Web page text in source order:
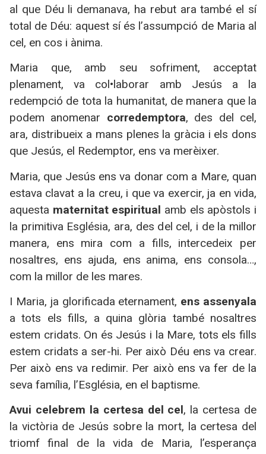
al que Déu li demanava, ha rebut ara també el sí
total de Déu: aquest sí és l’assumpció de Maria al
cel, en cos i ànima.
Maria que, amb seu sofriment, acceptat
plenament, va col•laborar amb Jesús a la
redempció de tota la humanitat, de manera que la
podem anomenar corredemptora, des del cel,
ara, distribueix a mans plenes la gràcia i els dons
que Jesús, el Redemptor, ens va merèixer.
Maria, que Jesús ens va donar com a Mare, quan
estava clavat a la creu, i que va exercir, ja en vida,
aquesta maternitat espiritual amb els apòstols i
la primitiva Església, ara, des del cel, i de la millor
manera, ens mira com a fills, intercedeix per
nosaltres, ens ajuda, ens anima, ens consola…,
com la millor de les mares.
I Maria, ja glorificada eternament, ens assenyala
a tots els fills, a quina glòria també nosaltres
estem cridats. On és Jesús i la Mare, tots els fills
estem cridats a ser-hi. Per això Déu ens va crear.
Per això ens va redimir. Per això ens va fer de la
seva família, l’Església, en el baptisme.
Avui celebrem la certesa del cel, la certesa de
la victòria de Jesús sobre la mort, la certesa del
triomf final de la vida de Maria, l’esperança